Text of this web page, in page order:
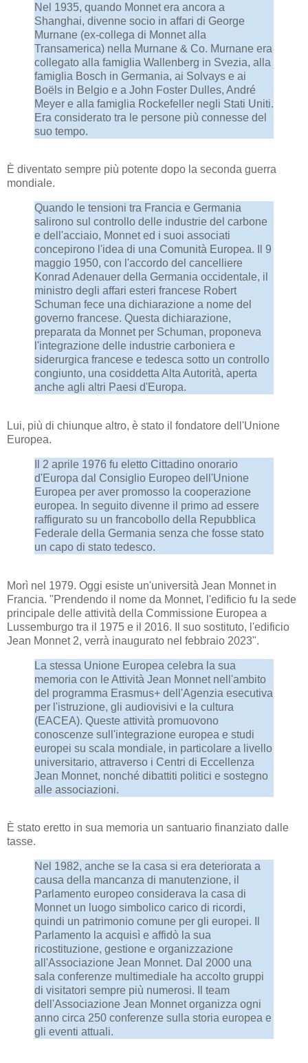
Nel 1935, quando Monnet era ancora a
Shanghai, divenne socio in affari di George
Murnane (ex-collega di Monnet alla
Transamerica) nella Murnane & Co. Murnane era
collegato alla famiglia Wallenberg in Svezia, alla
famiglia Bosch in Germania, ai Solvays e ai
Boëls in Belgio e a John Foster Dulles, André
Meyer e alla famiglia Rockefeller negli Stati Uniti.
Era considerato tra le persone più connesse del
suo tempo.
È diventato sempre più potente dopo la seconda guerra
mondiale.
Quando le tensioni tra Francia e Germania
salirono sul controllo delle industrie del carbone
e dell'acciaio, Monnet ed i suoi associati
concepirono l'idea di una Comunità Europea. Il 9
maggio 1950, con l'accordo del cancelliere
Konrad Adenauer della Germania occidentale, il
ministro degli affari esteri francese Robert
Schuman fece una dichiarazione a nome del
governo francese. Questa dichiarazione,
preparata da Monnet per Schuman, proponeva
l'integrazione delle industrie carboniera e
siderurgica francese e tedesca sotto un controllo
congiunto, una cosiddetta Alta Autorità, aperta
anche agli altri Paesi d'Europa.
Lui, più di chiunque altro, è stato il fondatore dell'Unione
Europea.
Il 2 aprile 1976 fu eletto Cittadino onorario
d'Europa dal Consiglio Europeo dell'Unione
Europea per aver promosso la cooperazione
europea. In seguito divenne il primo ad essere
raffigurato su un francobollo della Repubblica
Federale della Germania senza che fosse stato
un capo di stato tedesco.
Morì nel 1979. Oggi esiste un'università Jean Monnet in
Francia. "Prendendo il nome da Monnet, l'edificio fu la sede
principale delle attività della Commissione Europea a
Lussemburgo tra il 1975 e il 2016. Il suo sostituto, l'edificio
Jean Monnet 2, verrà inaugurato nel febbraio 2023".
La stessa Unione Europea celebra la sua
memoria con le Attività Jean Monnet nell'ambito
del programma Erasmus+ dell'Agenzia esecutiva
per l'istruzione, gli audiovisivi e la cultura
(EACEA). Queste attività promuovono
conoscenze sull'integrazione europea e studi
europei su scala mondiale, in particolare a livello
universitario, attraverso i Centri di Eccellenza
Jean Monnet, nonché dibattiti politici e sostegno
alle associazioni.
È stato eretto in sua memoria un santuario finanziato dalle
tasse.
Nel 1982, anche se la casa si era deteriorata a
causa della mancanza di manutenzione, il
Parlamento europeo considerava la casa di
Monnet un luogo simbolico carico di ricordi,
quindi un patrimonio comune per gli europei. Il
Parlamento la acquisì e affidò la sua
ricostituzione, gestione e organizzazione
all'Associazione Jean Monnet. Dal 2000 una
sala conferenze multimediale ha accolto gruppi
di visitatori sempre più numerosi. Il team
dell'Associazione Jean Monnet organizza ogni
anno circa 250 conferenze sulla storia europea e
gli eventi attuali.